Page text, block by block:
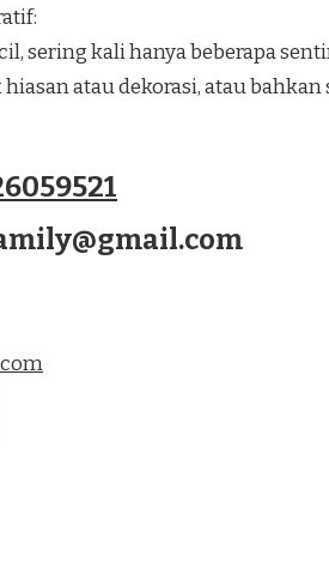
sering kali hanya beberapa
atau dekorasi, atau bahkan